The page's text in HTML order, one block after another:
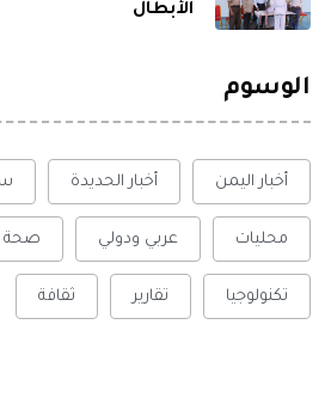
الأبطال
الوسوم
أخبار اليمن أخبار الحديدة
محليات عربي ودولي صحة
تكنولوجيا تقارير ثقافة